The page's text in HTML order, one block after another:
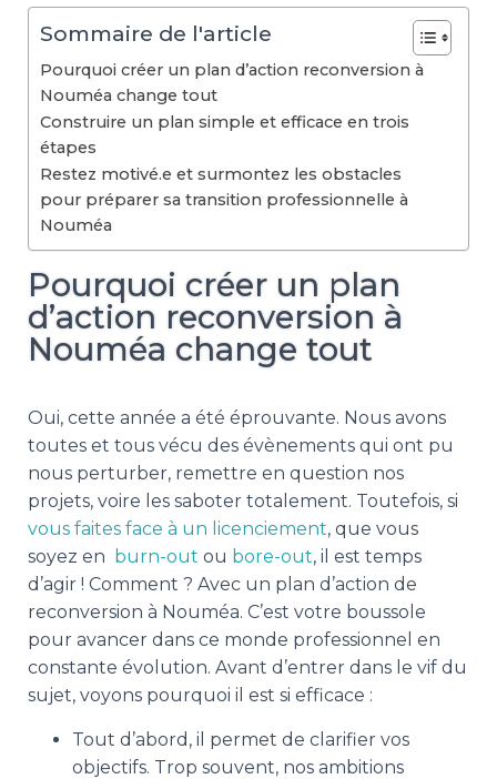
Sommaire de l'article
Pourquoi créer un plan d’action reconversion à
Nouméa change tout
Construire un plan simple et efficace en trois
étapes
Restez motivé.e et surmontez les obstacles
pour préparer sa transition professionnelle à
Nouméa
Pourquoi créer un plan
d’action reconversion à
Nouméa change tout
Oui, cette année a été éprouvante. Nous avons
toutes et tous vécu des évènements qui ont pu
nous perturber, remettre en question nos
projets, voire les saboter totalement. Toutefois, si
vous faites face à un licenciement, que vous
soyez en burn-out ou bore-out, il est temps
d’agir ! Comment ? Avec un plan d’action de
reconversion à Nouméa. C’est votre boussole
pour avancer dans ce monde professionnel en
constante évolution. Avant d’entrer dans le vif du
sujet, voyons pourquoi il est si efficace :
Tout d’abord, il permet de clarifier vos
objectifs. Trop souvent, nos ambitions